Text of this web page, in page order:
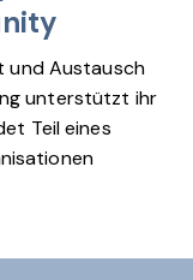
und Austausch
unterstützt ihr
Teil eines